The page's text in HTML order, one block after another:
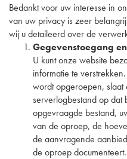
Bedankt voor uw interesse in
van uw privacy is zeer
wij u detaileerd over de
Gegevenstoegang
U kunt onze website
informatie te
wordt opgeroepen, slaat
serverlogbestand op
opgevraagde bestand,
van de oproep, de
de aanvragende
de oproep documenteert.